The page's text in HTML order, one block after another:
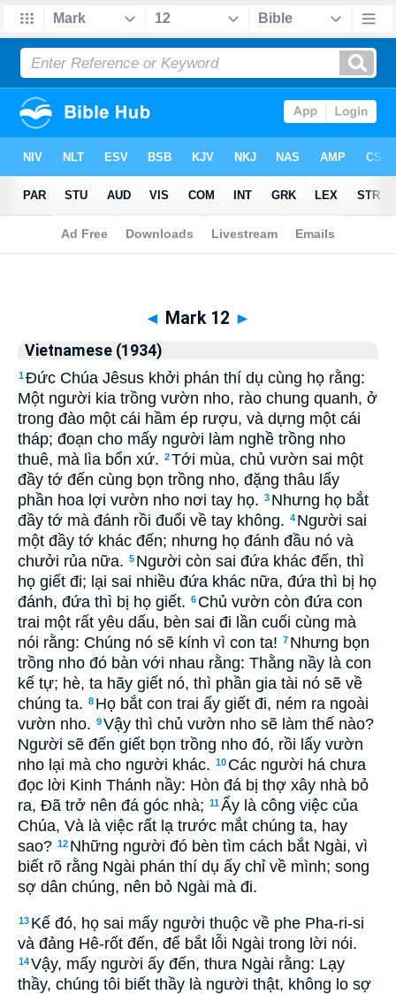
Biblia>Vietnamese (1934) > Mark 12
◄ Mark 12 ►
Vietnamese (1934)
1Ðức Chúa Jêsus khởi phán thí dụ cùng họ rằng:
Một người kia trồng vườn nho, rào chung quanh, ở
trong đào một cái hầm ép rượu, và dựng một cái
tháp; đoạn cho mấy người làm nghề trồng nho
thuê, mà lìa bổn xứ. 2Tới mùa, chủ vườn sai một
đầy tớ đến cùng bọn trồng nho, đặng thâu lấy
phần hoa lợi vườn nho nơi tay họ. 3 Nhưng họ bắt
đầy tớ mà đánh rồi đuổi về tay không. 4 Người sai
một đầy tớ khác đến; nhưng họ đánh đầu nó và
chưởi rủa nữa. 5 Người còn sai đứa khác đến, thì
họ giết đi; lại sai nhiều đứa khác nữa, đứa thì bị họ
đánh, đứa thì bị họ giết. 6 Chủ vườn còn đứa con
trai một rất yêu dấu, bèn sai đi lần cuối cùng mà
nói rằng: Chúng nó sẽ kính vì con ta! 7 Nhưng bọn
trồng nho đó bàn với nhau rằng: Thằng nầy là con
kế tự; hè, ta hãy giết nó, thì phần gia tài nó sẽ về
chúng ta. 8 Họ bắt con trai ấy giết đi, ném ra ngoài
vườn nho. 9Vậy thì chủ vườn nho sẽ làm thế nào?
Người sẽ đến giết bọn trồng nho đó, rồi lấy vườn
nho lại mà cho người khác. 10 Các người há chưa
đọc lời Kinh Thánh nầy: Hòn đá bị thợ xây nhà bỏ
ra, Ðã trở nên đá góc nhà; 11Ấy là công việc của
Chúa, Và là việc rất lạ trước mắt chúng ta, hay
sao? 12 Những người đó bèn tìm cách bắt Ngài, vì
biết rõ rằng Ngài phán thí dụ ấy chỉ về mình; song
sợ dân chúng, nên bỏ Ngài mà đi.
13 Kế đó, họ sai mấy người thuộc về phe Pha-ri-si
và đảng Hê-rốt đến, để bắt lỗi Ngài trong lời nói.
14Vậy, mấy người ấy đến, thưa Ngài rằng: Lạy
thầy, chúng tôi biết thầy là người thật, không lo sợ